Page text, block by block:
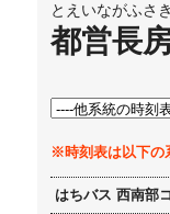
とえいながふさ
都営長
※時刻表は以下の
はちバス 西南部